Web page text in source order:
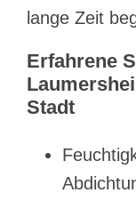
lange Zeit
Erfahrene
Stadt